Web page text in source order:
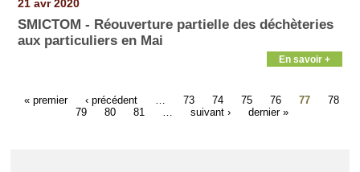
21 avr 2020
SMICTOM - Réouverture partielle des déchèteries
aux particuliers en Mai
En savoir +
« premier ‹ précédent 73 74 75 76 77
78
79
80 81 suivant › dernier »